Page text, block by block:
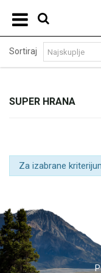
SUPER HRANA
Sortiraj
Za izabrane